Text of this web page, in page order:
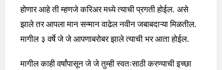
होणार आहे ती म्हणजे करिअर मध्ये त्याची प्रगती होईल. असे
झाले तर आपला मान सन्मान वाढेल नवीन जबाबदाऱ्या मिळतील.
मागील ३ वर्षे जे जे आपणाबरोबर झाले त्याची भर आता होईल.
मागील काही वर्षांपासून जे जे तुम्ही स्वतःसाठी करण्याची इच्छा